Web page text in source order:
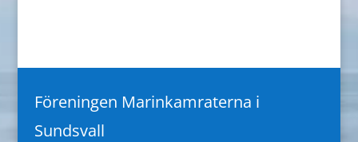
Föreningen Marinkamraterna i
Sundsvall